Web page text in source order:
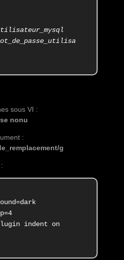
sous VI :
nonu
:
g
indent on